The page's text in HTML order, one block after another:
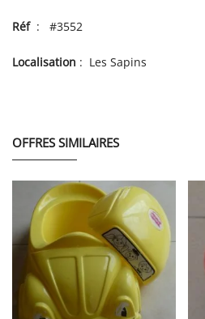
Réf: #3552
Localisation : Les Sapins
OFFRES SIMILAIRES